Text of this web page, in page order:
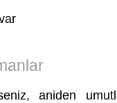
aniden